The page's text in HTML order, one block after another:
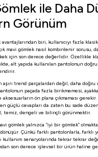
ile Daha
Görünüm
biri, kullanıcıyı fazla
mavi gömlek nasıl kombinlenir sorusu,
için son derece değerlidir. Özellikle
alt yapıda kullanılan pantolonun
aşırı trend parçalardan değil, daha doğru
paçada fazla birikmemesi,
ön plana çıkmaması
güçlü cevapları da zaten bu sade
temiz, dengeli ve bilinçli görünmektir.
gömlek yalnızca “iyi bir gömlek”
Çünkü farklı pantolonlarla, farklı
kullanım senaryolarında tekrar tekrar
son derece işlevsel bir ürün haline